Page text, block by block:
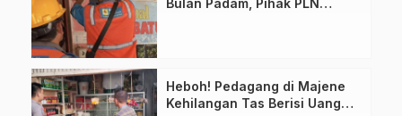
Heboh! Pedagang di Majene
Kehilangan Tas Berisi Uang